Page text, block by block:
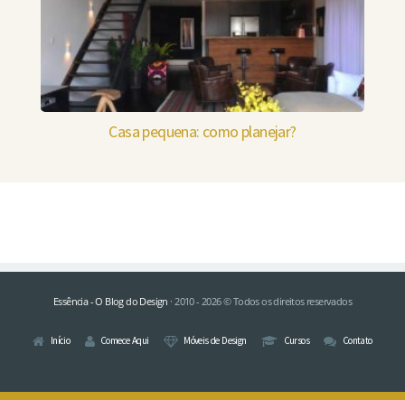
Casa pequena: como planejar?
Essência - O Blog do Design · 2010 - 2026 © Todos os direitos reservados
Início Comece Aqui Móveis de Design Cursos Contato